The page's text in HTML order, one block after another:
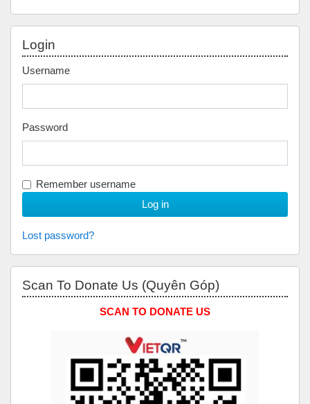
Login
Username
Password
Remember username
Lost password?
Scan To Donate Us (Quyên Góp)
SCAN TO DONATE US